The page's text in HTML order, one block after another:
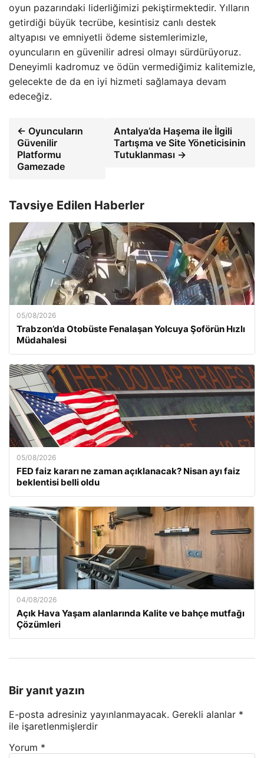
oyun pazarındaki liderliğimizi pekiştirmektedir. Yılların
getirdiği büyük tecrübe, kesintisiz canlı destek
altyapısı ve emniyetli ödeme sistemlerimizle,
oyuncuların en güvenilir adresi olmayı sürdürüyoruz.
Deneyimli kadromuz ve ödün vermediğimiz kalitemizle,
gelecekte de da en iyi hizmeti sağlamaya devam
edeceğiz.
← Oyuncuların
Güvenilir
Platformu
Gamezade
Antalya’da Haşema ile İlgili
Tartışma ve Site Yöneticisinin
Tutuklanması →
Tavsiye Edilen Haberler
05/08/2026
Trabzon’da Otobüste Fenalaşan Yolcuya Şoförün Hızlı
Müdahalesi
05/08/2026
FED faiz kararı ne zaman açıklanacak? Nisan ayı faiz
beklentisi belli oldu
04/08/2026
Açık Hava Yaşam alanlarında Kalite ve bahçe mutfağı
Çözümleri
Bir yanıt yazın
E-posta adresiniz yayınlanmayacak. Gerekli alanlar *
ile işaretlenmişlerdir
Yorum *